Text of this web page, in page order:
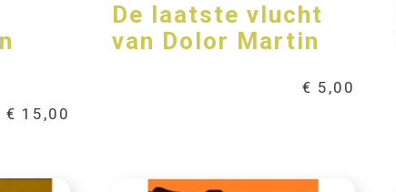
€ 15,00
De laatste vlucht
van Dolor Martin
€ 5,00